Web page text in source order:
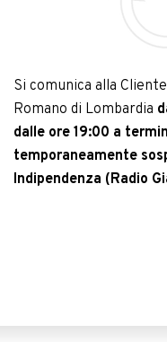
Si comunica alla
Romano di Lombardia
dalle ore 19:00 a
temporaneamente
Indipendenza (Radio